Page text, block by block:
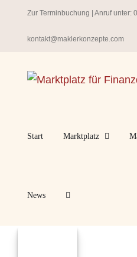
springen
Zur Terminbuchung | Anruf unter:
kontakt@maklerkonzepte.com
Start Marktplatz
News